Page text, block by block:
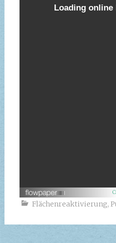
Flächenreaktivierung,